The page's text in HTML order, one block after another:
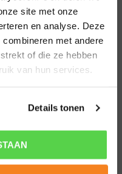
site met onze
en analyse. Deze
met andere
of die ze hebben
van hun services.
Details tonen
Haag